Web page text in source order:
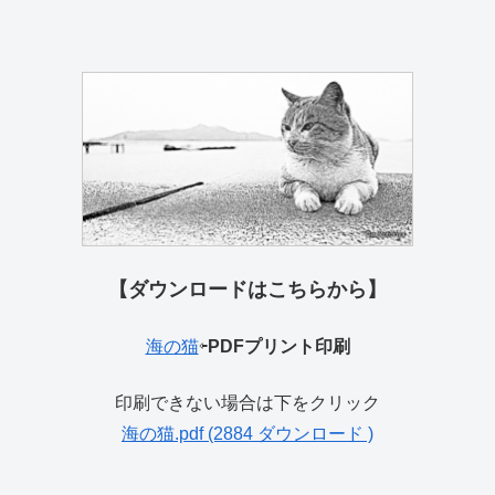
【ダウンロードはこちらから】
海の猫⇦PDFプリント印刷
印刷できない場合は下をクリック
海の猫.pdf (2884 ダウンロード )